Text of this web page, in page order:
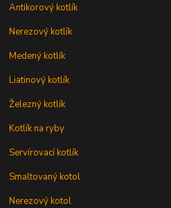
Antikorový kotlík
Nerezový kotlík
Medený kotlík
Liatinový kotlík
Železný kotlík
Kotlík na ryby
Servírovací kotlík
Smaltovaný kotol
Nerezový kotol